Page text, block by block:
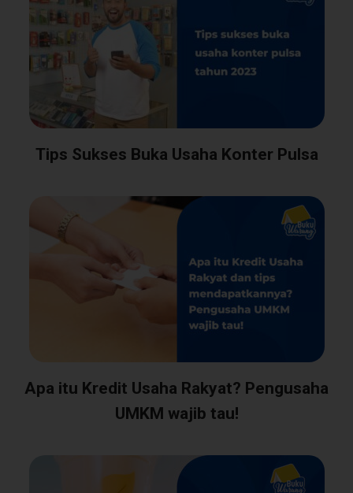
Tips Sukses Buka Usaha Konter Pulsa
Apa itu Kredit Usaha Rakyat? Pengusaha
UMKM wajib tau!